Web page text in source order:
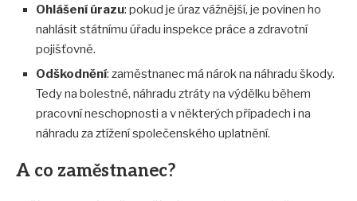
Ohlášení úrazu: pokud je úraz vážnější, je povinen ho
nahlásit státnímu úřadu inspekce práce a zdravotní
pojišťovně.
Odškodnění: zaměstnanec má nárok na náhradu škody.
Tedy na bolestné, náhradu ztráty na výdělku během
pracovní neschopnosti a v některých případech i na
náhradu za ztížení společenského uplatnění.
A co zaměstnanec?